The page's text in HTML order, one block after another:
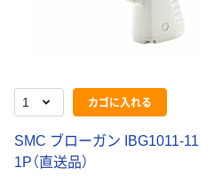
カゴに入れる
SMC ブローガン IBG1011-11
1P（直送品）